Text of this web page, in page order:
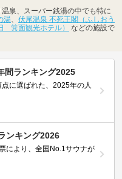
泉、スーパー銭湯の中でも特に
湯、 伏尾温泉 不死王閣（ふしおう
箕面観光ホテル）
などの施設で
間ランキング2025
に選ばれた、2025年の人
ンキング2026
により、全国No.1サウナが